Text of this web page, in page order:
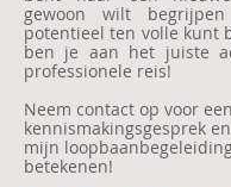
gewoon wilt
potentieel ten volle kunt
ben je aan het juiste
professionele reis!
Neem contact op voor
kennismakingsgesprek
mijn
betekenen!